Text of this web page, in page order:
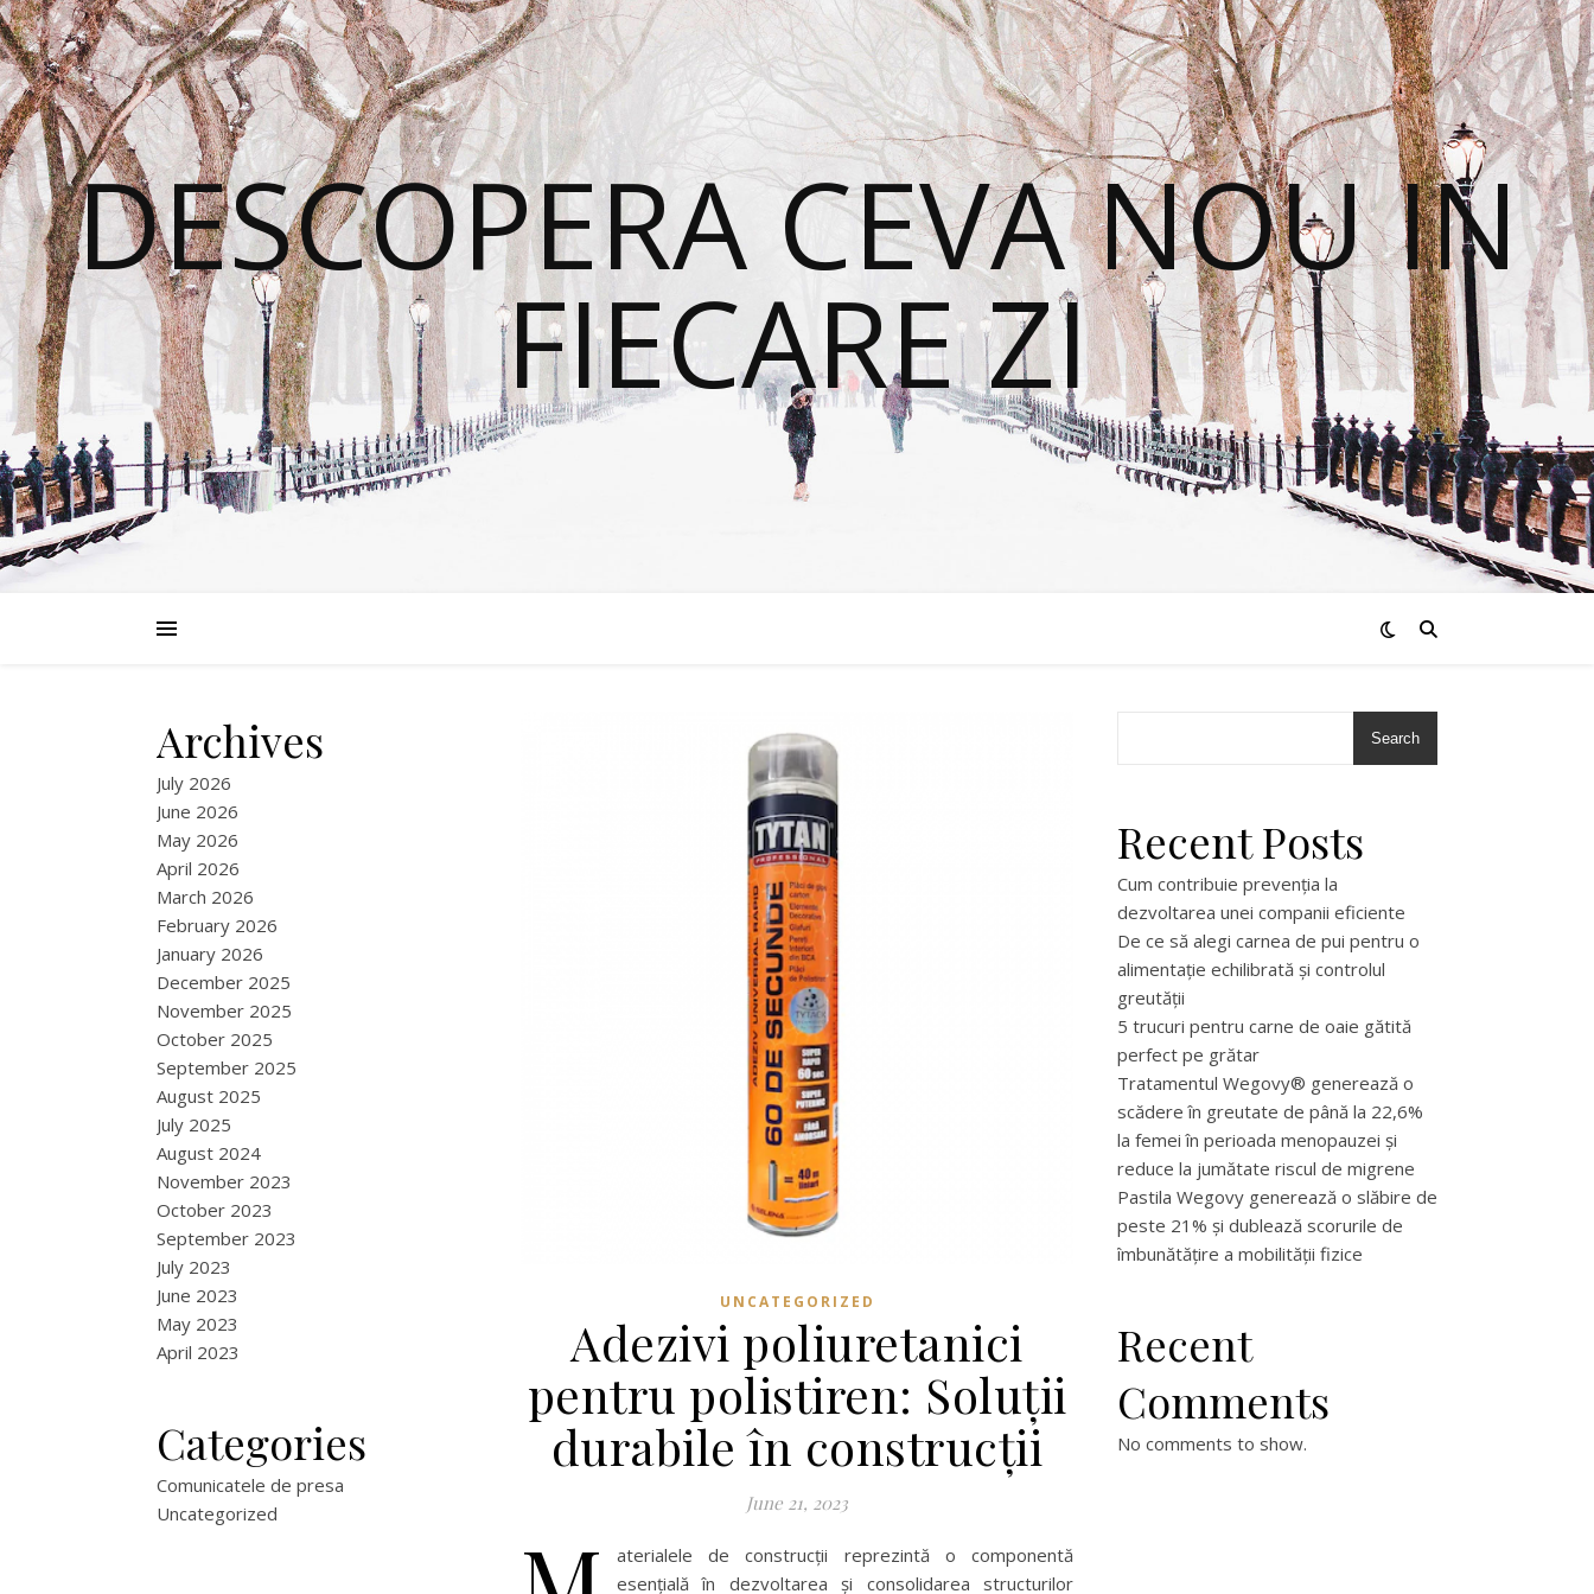
DESCOPERA CEVA NOU IN
FIECARE ZI
Archives
July 2026
June 2026
May 2026
April 2026
March 2026
February 2026
January 2026
December 2025
November 2025
October 2025
September 2025
August 2025
July 2025
August 2024
November 2023
October 2023
September 2023
July 2023
June 2023
May 2023
April 2023
Categories
Comunicatele de presa
Uncategorized
UNCATEGORIZED
Adezivi poliuretanici
pentru polistiren: Soluții
durabile în construcții
June 21, 2023
aterialele de construcții reprezintă o componentă
esențială în dezvoltarea și consolidarea structurilor
Search
Recent Posts
Cum contribuie prevenția la
dezvoltarea unei companii eficiente
De ce să alegi carnea de pui pentru o
alimentație echilibrată și controlul
greutății
5 trucuri pentru carne de oaie gătită
perfect pe grătar
Tratamentul Wegovy® generează o
scădere în greutate de până la 22,6%
la femei în perioada menopauzei și
reduce la jumătate riscul de migrene
Pastila Wegovy generează o slăbire de
peste 21% și dublează scorurile de
îmbunătățire a mobilității fizice
Recent
Comments
No comments to show.